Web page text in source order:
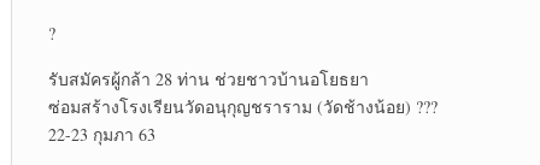
?
รับสมัครผู้กล้า 28 ท่าน ช่วยชาวบ้านอโยธยา
ซ่อมสร้างโรงเรียนวัดอนุกุญชราราม (วัดช้างน้อย) ???
22-23 กุมภา 63